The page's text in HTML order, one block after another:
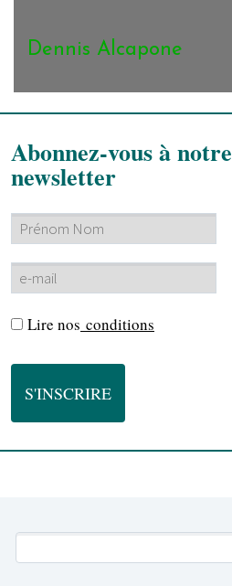
Dennis Alcapone
Abonnez-vous à notre
newsletter
Lire nos conditions